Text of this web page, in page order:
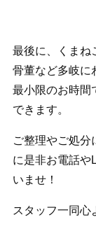
最後に、くまね
骨董など多岐に
最小限のお時間
できます。
ご整理やご処分
に是非お電話や
いませ！
スタッフ一同心